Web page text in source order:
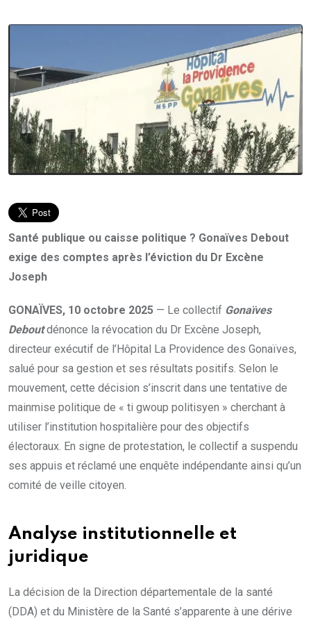
Santé publique ou caisse politique ? Gonaïves Debout
exige des comptes après l’éviction du Dr Excène
Joseph
GONAÏVES, 10 octobre 2025 — Le collectif Gonaïves
Deboutdénonce la révocation du Dr Excène Joseph,
directeur exécutif de l’Hôpital La Providence des Gonaïves,
salué pour sa gestion et ses résultats positifs. Selon le
mouvement, cette décision s’inscrit dans une tentative de
mainmise politique de « ti gwoup politisyen » cherchant à
utiliser l’institution hospitalière pour des objectifs
électoraux. En signe de protestation, le collectif a suspendu
ses appuis et réclamé une enquête indépendante ainsi qu’un
comité de veille citoyen.
Analyse institutionnelle et
juridique
La décision de la Direction départementale de la santé
(DDA) et du Ministère de la Santé s’apparente à une dérive